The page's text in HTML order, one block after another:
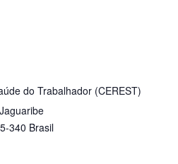
do Trabalhador (CEREST)
340 Brasil